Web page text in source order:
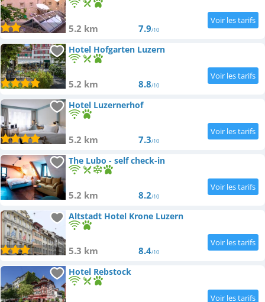
5.2 km 7.9/10
Hotel Hofgarten Luzern
5.2 km 8.8/10
Hotel Luzernerhof
5.2 km 7.3/10
The Lubo - self check-in
5.2 km 8.2/10
Altstadt Hotel Krone Luzern
5.3 km 8.4/10
Hotel Rebstock